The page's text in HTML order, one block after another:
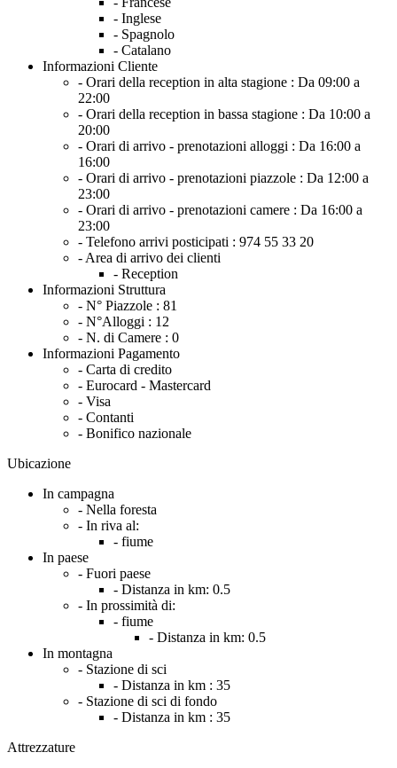
- Inglese
- Spagnolo
- Catalano
Informazioni Cliente
- Orari della reception in alta stagione : Da 09:00 a
22:00
- Orari della reception in bassa stagione : Da 10:00 a
20:00
- Orari di arrivo - prenotazioni alloggi : Da 16:00 a
16:00
- Orari di arrivo - prenotazioni piazzole : Da 12:00 a
23:00
- Orari di arrivo - prenotazioni camere : Da 16:00 a
23:00
- Telefono arrivi posticipati : 974 55 33 20
- Area di arrivo dei clienti
- Reception
Informazioni Struttura
- N° Piazzole : 81
- N°Alloggi : 12
- N. di Camere : 0
Informazioni Pagamento
- Carta di credito
- Eurocard - Mastercard
- Visa
- Contanti
- Bonifico nazionale
Ubicazione
In campagna
- Nella foresta
- In riva al:
- fiume
In paese
- Fuori paese
- Distanza in km: 0.5
- In prossimità di:
- fiume
- Distanza in km: 0.5
In montagna
- Stazione di sci
- Distanza in km : 35
- Stazione di sci di fondo
- Distanza in km : 35
Attrezzature